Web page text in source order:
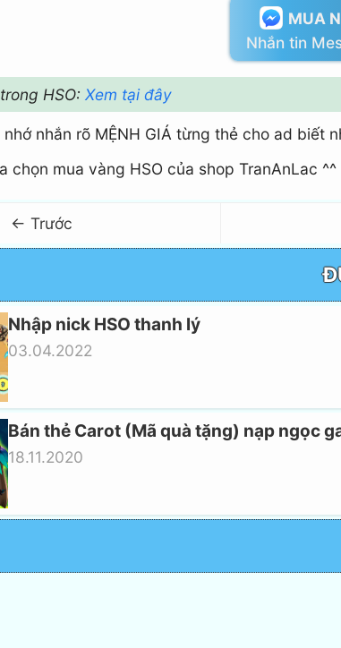
MUA
Nhắn tin
HSO: Xem tại đây
nhắn rõ MỆNH GIÁ từng thẻ cho ad biết
chọn mua vàng HSO của shop TranAnLac ^^
← Trước
Nhập nick HSO thanh lý
03.04.2022
Bán thẻ Carot (Mã quà tặng) nạp ngọc
18.11.2020